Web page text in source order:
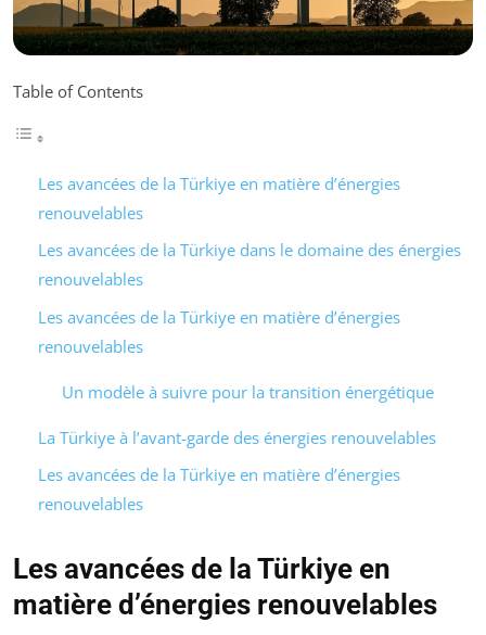
Table of Contents
Les avancées de la Türkiye en matière d’énergies
renouvelables
Les avancées de la Türkiye dans le domaine des énergies
renouvelables
Les avancées de la Türkiye en matière d’énergies
renouvelables
Un modèle à suivre pour la transition énergétique
La Türkiye à l’avant-garde des énergies renouvelables
Les avancées de la Türkiye en matière d’énergies
renouvelables
Les avancées de la Türkiye en
matière d’énergies renouvelables